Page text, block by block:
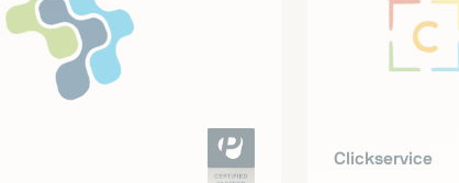
Clickservice